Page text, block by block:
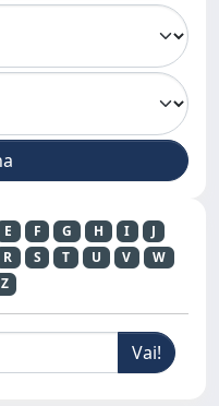
E F G H I
J
R S T U V
W
Z